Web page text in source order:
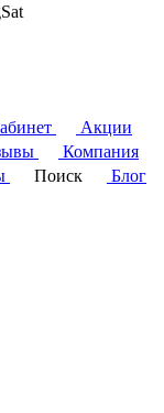
Акции
Компания
Поиск
Блог